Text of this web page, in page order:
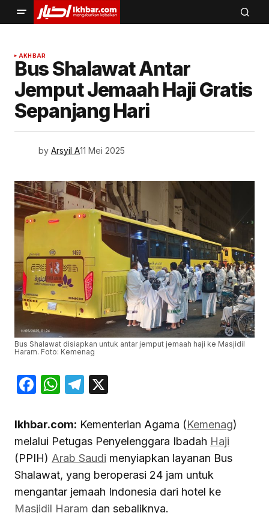
AKHBAR
Bus Shalawat Antar
Jemput Jemaah Haji Gratis
Sepanjang Hari
by Arsyil A11 Mei 2025
Bus Shalawat disiapkan untuk antar jemput jemaah haji ke Masjidil
Haram. Foto: Kemenag
Facebook
WhatsApp
Telegram
Ikhbar.com: Kementerian Agama (Kemenag)
melalui Petugas Penyelenggara Ibadah Haji
(PPIH) Arab Saudi menyiapkan layanan Bus
Shalawat, yang beroperasi 24 jam untuk
mengantar jemaah Indonesia dari hotel ke
Masjidil Haram dan sebaliknya.